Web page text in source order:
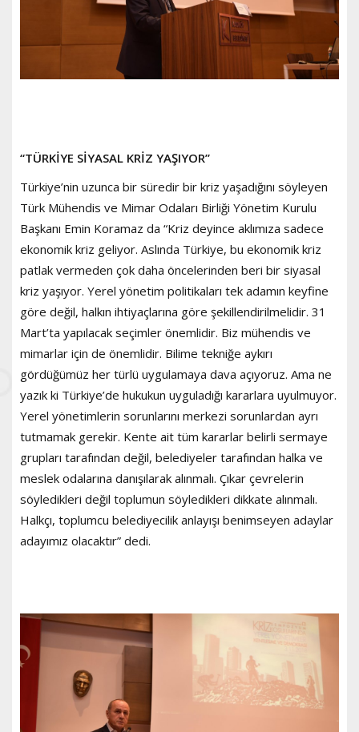
“TÜRKİYE SİYASAL KRİZ YAŞIYOR”
Türkiye’nin uzunca bir süredir bir kriz yaşadığını söyleyen
Türk Mühendis ve Mimar Odaları Birliği Yönetim Kurulu
Başkanı Emin Koramaz da “Kriz deyince aklımıza sadece
ekonomik kriz geliyor. Aslında Türkiye, bu ekonomik kriz
patlak vermeden çok daha öncelerinden beri bir siyasal
kriz yaşıyor. Yerel yönetim politikaları tek adamın keyfine
göre değil, halkın ihtiyaçlarına göre şekillendirilmelidir. 31
Mart’ta yapılacak seçimler önemlidir. Biz mühendis ve
mimarlar için de önemlidir. Bilime tekniğe aykırı
gördüğümüz her türlü uygulamaya dava açıyoruz. Ama ne
yazık ki Türkiye’de hukukun uyguladığı kararlara uyulmuyor.
Yerel yönetimlerin sorunlarını merkezi sorunlardan ayrı
tutmamak gerekir. Kente ait tüm kararlar belirli sermaye
grupları tarafından değil, belediyeler tarafından halka ve
meslek odalarına danışılarak alınmalı. Çıkar çevrelerin
söyledikleri değil toplumun söyledikleri dikkate alınmalı.
Halkçı, toplumcu belediyecilik anlayışı benimseyen adaylar
adayımız olacaktır” dedi.